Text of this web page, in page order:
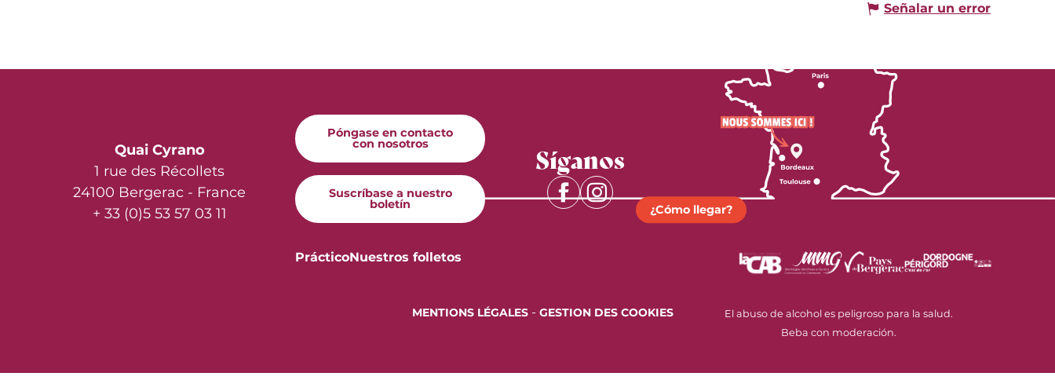
Señalar un error
Quai Cyrano
1 rue des Récollets
24100 Bergerac - France
+ 33 (0)5 53 57 03 11
Póngase en contacto
con nosotros
Suscríbase a nuestro
boletín
Síganos
¿Cómo llegar?
PrácticoNuestros folletos
MENTIONS LÉGALES -GESTION DES COOKIES
El abuso de alcohol es peligroso para la salud.
Beba con moderación.